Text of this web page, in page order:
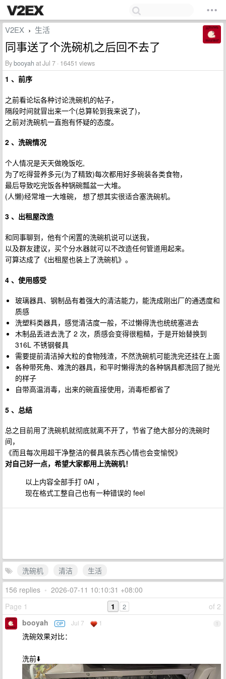
V2EX › 生活
同事送了个洗碗机之后回不去了
Bybooyah at Jul 7 · 16451 views
1 、前序
之前看论坛各种讨论洗碗机的帖子，
隔段时间就冒出来一个(总算轮到我来说了)，
之前对洗碗机一直抱有怀疑的态度。
2 、洗碗情况
个人情况是天天做晚饭吃,
为了吃得营养多元(为了精致)每次都用好多碗装各类食物，
最后导致吃完饭各种锅碗瓢盆一大堆。
(人懒)经常堆一大堆碗， 想了想其实很适合塞洗碗机。
3 、出租屋改造
和同事聊到，他有个闲置的洗碗机说可以送我，
以及群友建议，买个分水器就可以不改造任何管道用起来。
可算达成了《出租屋也装上了洗碗机》。
4 、使用感受
玻璃器具、钢制品有着强大的清洁能力，能洗成刚出厂的通透度和
质感
洗塑料类器具，感觉清洁度一般，不过懒得洗也统统塞进去
木制品丢进去洗了 2 次，质感会变得很粗糙，于是开始替换到
316L 不锈钢餐具
需要提前清洁掉大粒的食物残渣，不然洗碗机可能洗完还挂在上面
各种带死角、难洗的器具，和平时懒得洗的各种锅具都洗回了抛光
的样子
自带高温消毒，出来的碗直接使用，消毒柜都省了
5 、总结
总之目前用了洗碗机就彻底就离不开了，节省了绝大部分的洗碗时
间，
《而且每次用超干净整洁的餐具装东西心情也会变愉悦》
对自己好一点，希望大家都用上洗碗机！
以上内容全部手打 0AI ，
现在格式工整自己也有一种错误的 feel
洗碗机 清洁
生活
156 replies • 2026-07-11 10:10:31 +08:00
Page 1
of 2
1 2
1
booyah OP Jul 7 1
洗碗效果对比：
洗前⬇️